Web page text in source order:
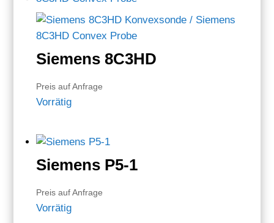
Siemens 8C3HD
Preis auf Anfrage
Vorrätig
Siemens P5-1
Preis auf Anfrage
Vorrätig